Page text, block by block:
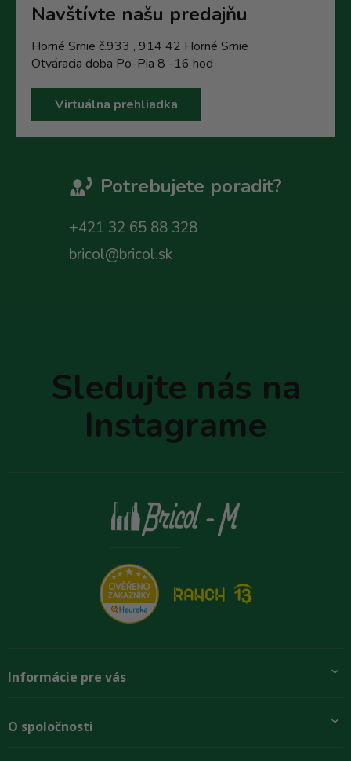
Navštívte našu predajňu
Horné Srnie č.933 , 914 42 Horné Srnie
Otváracia doba Po-Pia 8 -16 hod
Virtuálna prehliadka
Potrebujete poradit?
+421 32 65 88 328
bricol@bricol.sk
Sledujte nás na
Instagrame
Informácie pre vás
Preprava a platba
O spoločnosti